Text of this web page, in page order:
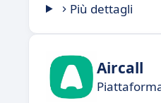
Più dettagli
Aircall